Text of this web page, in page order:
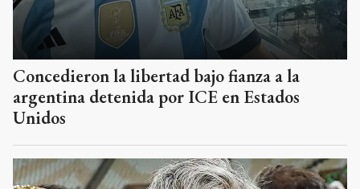
Concedieron la libertad bajo fianza a la
argentina detenida por ICE en Estados
Unidos